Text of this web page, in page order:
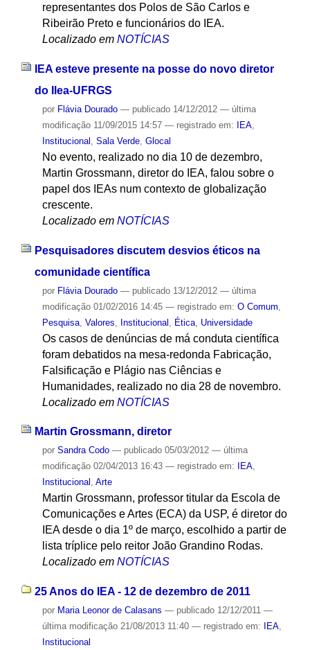
representantes dos Polos de São Carlos e
Ribeirão Preto e funcionários do IEA.
Localizado em NOTÍCIAS
IEA esteve presente na posse do novo diretor
do Ilea-UFRGS
por Flávia Dourado — publicado14/12/2012 — última
modificação11/09/2015 14:57 — registrado em: IEA,
Institucional , Sala Verde, Glocal
No evento, realizado no dia 10 de dezembro,
Martin Grossmann, diretor do IEA, falou sobre o
papel dos IEAs num contexto de globalização
crescente.
Localizado em NOTÍCIAS
Pesquisadores discutem desvios éticos na
comunidade científica
por Flávia Dourado — publicado13/12/2012 — última
modificação01/02/2016 14:45 — registrado em: O Comum
Pesquisa, Valores Institucional Ética, Universidade
Os casos de denúncias de má conduta científica
foram debatidos na mesa-redonda Fabricação,
Falsificação e Plágio nas Ciências e
Humanidades, realizado no dia 28 de novembro.
Localizado em NOTÍCIAS
Martin Grossmann, diretor
por Sandra Codo — publicado05/03/2012 — última
modificação02/04/2013 16:43 — registrado em: IEA,
Institucional , Arte
Martin Grossmann, professor titular da Escola de
Comunicações e Artes (ECA) da USP, é diretor do
IEA desde o dia 1º de março, escolhido a partir de
lista tríplice pelo reitor João Grandino Rodas.
Localizado em NOTÍCIAS
25 Anos do IEA - 12 de dezembro de 2011
por Maria Leonor de Calasans — publicado12/12/2011 —
última modificação21/08/2013 11:40 — registrado em: IEA,
Institucional